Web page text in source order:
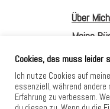
Über Mich
Meine
Ich
Klarheit
Cookies, das muss leider
Ich nutze Cookies auf
essenziell, während
Erfahrung zu verbessern.